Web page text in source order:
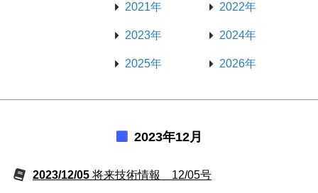
2021年 2022年
2023年 2024年
2025年 2026年
2023年12月
2023/12/05 将来技術情報 12/05号